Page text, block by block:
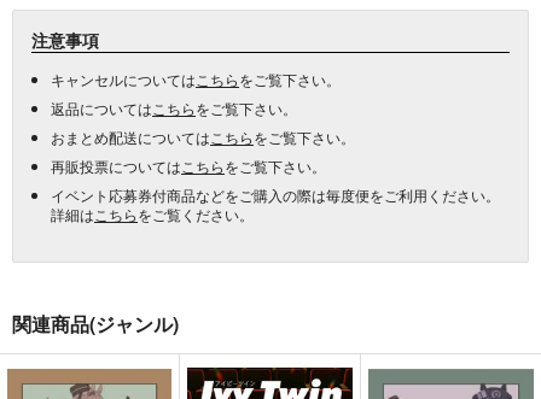
注意事項
キャンセルについては こちらをご覧下さい。
返品については こちらをご覧下さい。
おまとめ配送については こちらをご覧下さい。
再販投票については こちらをご覧下さい。
イベント応募券付商品などをご購入の際は毎度便をご利用ください。
詳細は こちらをご覧ください。
関連商品(ジャンル)